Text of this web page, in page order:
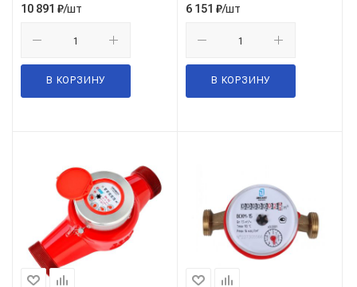
10 891 ₽/шт
В КОРЗИНУ
6 151 ₽/шт
В КОРЗИНУ